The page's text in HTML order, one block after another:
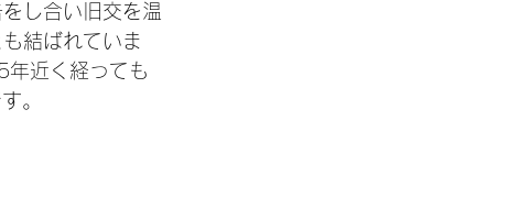
し合い旧交を温
結ばれていま
年近く経っても
。